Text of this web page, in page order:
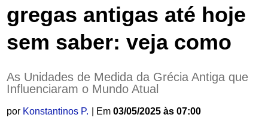
gregas antigas até hoje
sem saber: veja como
As Unidades de Medida da Grécia Antiga que
Influenciaram o Mundo Atual
por Konstantinos P. | Em 03/05/2025 às 07:00